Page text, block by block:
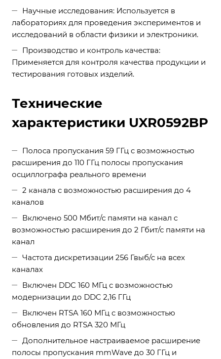
Научные исследования: Используется в
лабораториях для проведения экспериментов и
исследований в области физики и электроники.
Производство и контроль качества:
Применяется для контроля качества продукции и
тестирования готовых изделий.
Технические
характеристики UXR0592BP
Полоса пропускания 59 ГГц с возможностью
расширения до 110 ГГц полосы пропускания
осциллографа реального времени
2 канала с возможностью расширения до 4
каналов
Включено 500 Мбит/с памяти на канал с
возможностью расширения до 2 Гбит/с памяти на
канал
Частота дискретизации 256 Гвыб/с на всех
каналах
Включен DDC 160 МГц с возможностью
модернизации до DDC 2,16 ГГц
Включен RTSA 160 МГц с возможностью
обновления до RTSA 320 МГц
Дополнительное настраиваемое расширение
полосы пропускания mmWave до 30 ГГц и